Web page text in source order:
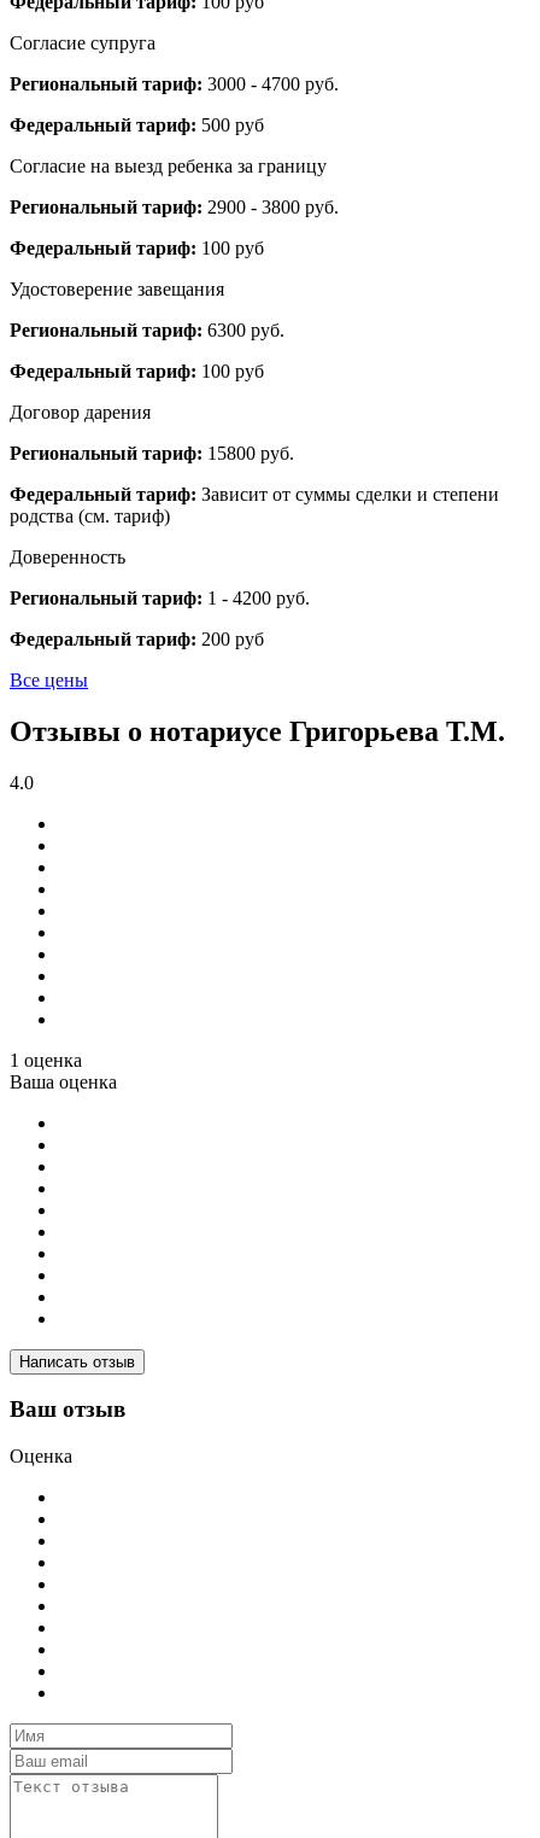
Согласие супруга
Региональный тариф: 3000 - 4700 руб.
Федеральный тариф: 500 руб
Согласие на выезд ребенка за границу
Региональный тариф: 2900 - 3800 руб.
Федеральный тариф: 100 руб
Удостоверение завещания
Региональный тариф: 6300 руб.
Федеральный тариф: 100 руб
Договор дарения
Региональный тариф: 15800 руб.
Федеральный тариф: Зависит от суммы сделки и степени
родства (см. тариф)
Доверенность
Региональный тариф: 1 - 4200 руб.
Федеральный тариф: 200 руб
Все цены
Отзывы о нотариусе Григорьева Т.М.
4.0
1 оценка
Ваша оценка
Написать отзыв
Ваш отзыв
Оценка